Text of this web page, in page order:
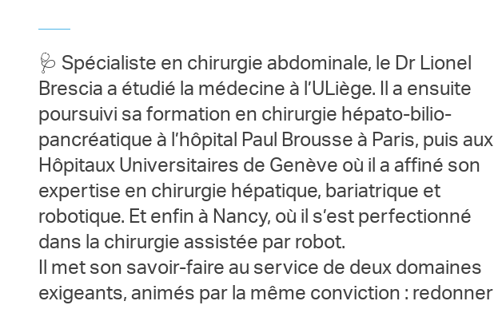
🩺 Spécialiste en chirurgie abdominale, le Dr Lionel
Brescia a étudié la médecine à l’ULiège. Il a ensuite
poursuivi sa formation en chirurgie hépato-bilio-
pancréatique à l’hôpital Paul Brousse à Paris, puis aux
Hôpitaux Universitaires de Genève où il a affiné son
expertise en chirurgie hépatique, bariatrique et
robotique. Et enfin à Nancy, où il s’est perfectionné
dans la chirurgie assistée par robot.
Il met son savoir-faire au service de deux domaines
exigeants, animés par la même conviction : redonner